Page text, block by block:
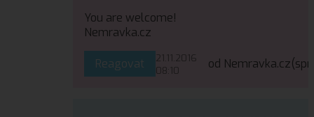
You are welcome!
Nemravka.cz
Reagovat
21.11.2016
08:10
od Nemravka.cz